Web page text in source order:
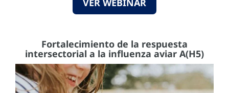
VER WEBINAR
Fortalecimiento de la respuesta
intersectorial a la influenza aviar A(H5)